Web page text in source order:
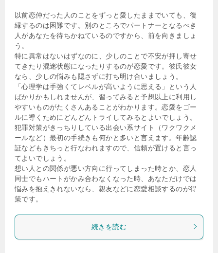
以前恋仲だった人のことをずっと愛したままでいても、復
縁するのは困難です。別のところでパートナーとなるべき
人があなたを待ちかねているのですから、前を向きましょ
う。
特に異常はないはずなのに、少しのことで不安が押し寄せ
てきたり混迷状態になったりするのが恋愛です。彼氏彼女
なら、少しの悩みも隠さずに打ち明け合いましょう。
「心理学は手強くてレベルが高いように思える」という人
ばかりかもしれませんが、習ってみると予想以上に利用し
やすいものがたくさんあることがわかります。恋愛をゴー
ルに導くためにどんどんトライしてみるとよいでしょう。
犯罪対策がきっちりしている出会い系サイト（ワクワクメ
ールなど）最初の手続きも何かと多いと言えます。年齢認
証などもきちっと行なわれますので、信頼が置けると言っ
てよいでしょう。
想い人との関係が悪い方向に行ってしまった時とか、恋人
同士でもハートがかみ合わなくなった時、あなただけでは
悩みを抱えきれないなら、親友などに恋愛相談するのが得
策です。
続きを読む